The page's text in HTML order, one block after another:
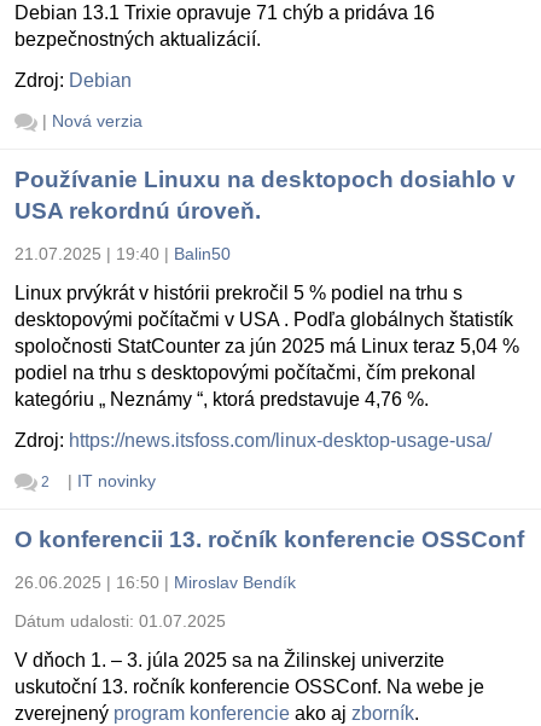
Debian 13.1 Trixie opravuje 71 chýb a pridáva 16
bezpečnostných aktualizácií.
Zdroj: Debian
| Nová verzia
Používanie Linuxu na desktopoch dosiahlo v
USA rekordnú úroveň.
21.07.2025 | 19:40 | Balin50
Linux prvýkrát v histórii prekročil 5 % podiel na trhu s
desktopovými počítačmi v USA . Podľa globálnych štatistík
spoločnosti StatCounter za jún 2025 má Linux teraz 5,04 %
podiel na trhu s desktopovými počítačmi, čím prekonal
kategóriu „ Neznámy “, ktorá predstavuje 4,76 %.
Zdroj: https://news.itsfoss.com/linux-desktop-usage-usa/
2 | IT novinky
O konferencii 13. ročník konferencie OSSConf
26.06.2025 | 16:50 | Miroslav Bendík
Dátum udalosti: 01.07.2025
V dňoch 1. – 3. júla 2025 sa na Žilinskej univerzite
uskutoční 13. ročník konferencie OSSConf. Na webe je
zverejnený program konferencie ako aj zborník.